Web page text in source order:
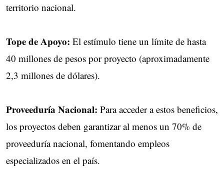
territorio nacional.
Tope de Apoyo: El estímulo tiene un límite de hasta
40 millones de pesos por proyecto (aproximadamente
2,3 millones de dólares).
Proveeduría Nacional: Para acceder a estos beneficios,
los proyectos deben garantizar al menos un 70% de
proveeduría nacional, fomentando empleos
especializados en el país.